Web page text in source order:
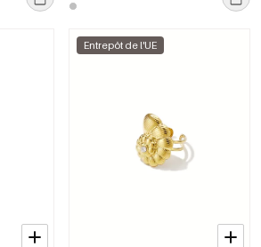
Entrepôt de l'UE